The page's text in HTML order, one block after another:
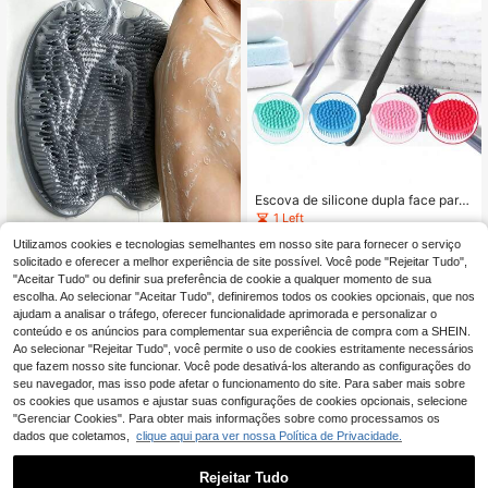
1 peça Tapete de Esfoliação para o
s Pés Tapete de Esfoliação para Ca
sa de Banho Tapete de Massagem
para os Pés Tapete de Lavagem par
a Casa de Banho Tapete de Esfolia
ção para os Pés para Casa de Banh
o Tapete de Esfoliação para as Cost
as para Casa de Banho com Ventos
as Tapete de Lavagem para os Pés
Adequado para Casa de Banho San
ita Chuveiro Dormitório Melhor Pres
ente para Mulheres Homens Dia da
Mãe Essenciais de Feriado Material
Escolar Acessórios de Decoração d
20 Left
2,38€ -20% 2,98€
Escova de silicone dupla face para
banho, com cabo longo, esfoliação
as, cuidado suave, adequada para
homens e mulheres, para uso no ch
uveiro ou banheira, ideal para limpe
za das costas, corpo e higiene pess
oal, ferramenta multifuncional para
o banho | Escova de silicone duráv
el
1 Left
8,18€
3outros vendedores
Utilizamos cookies e tecnologias semelhantes em nosso site para fornecer o serviço
solicitado e oferecer a melhor experiência de site possível. Você pode "Rejeitar Tudo",
"Aceitar Tudo" ou definir sua preferência de cookie a qualquer momento de sua
escolha. Ao selecionar "Aceitar Tudo", definiremos todos os cookies opcionais, que nos
ajudam a analisar o tráfego, oferecer funcionalidade aprimorada e personalizar o
conteúdo e os anúncios para complementar sua experiência de compra com a SHEIN.
Ao selecionar "Rejeitar Tudo", você permite o uso de cookies estritamente necessários
que fazem nosso site funcionar. Você pode desativá-los alterando as configurações do
seu navegador, mas isso pode afetar o funcionamento do site. Para saber mais sobre
os cookies que usamos e ajustar suas configurações de cookies opcionais, selecione
"Gerenciar Cookies". Para obter mais informações sobre como processamos os
dados que coletamos, clique aqui para ver nossa Política de Privacidade.
Rejeitar Tudo